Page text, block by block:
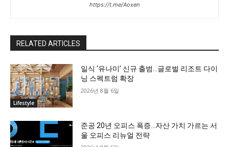
https://t.me/Aoxen
RELATED ARTICLES
Lifestyle
일식 ‘유나미’ 신규 출범…글로벌 리조트 다이
닝 스펙트럼 확장
2026년 8월 6일
준공 20년 오피스 폭증…자산 가치 가르는 서
울 오피스 리뉴얼 전략